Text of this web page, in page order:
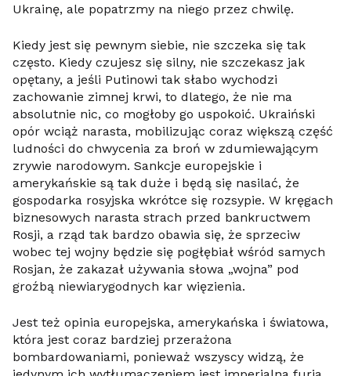
Ukrainę, ale popatrzmy na niego przez chwilę.
Kiedy jest się pewnym siebie, nie szczeka się tak
często. Kiedy czujesz się silny, nie szczekasz jak
opętany, a jeśli Putinowi tak słabo wychodzi
zachowanie zimnej krwi, to dlatego, że nie ma
absolutnie nic, co mogłoby go uspokoić. Ukraiński
opór wciąż narasta, mobilizując coraz większą część
ludności do chwycenia za broń w zdumiewającym
zrywie narodowym. Sankcje europejskie i
amerykańskie są tak duże i będą się nasilać, że
gospodarka rosyjska wkrótce się rozsypie. W kręgach
biznesowych narasta strach przed bankructwem
Rosji, a rząd tak bardzo obawia się, że sprzeciw
wobec tej wojny będzie się pogłębiał wśród samych
Rosjan, że zakazał używania słowa „wojna” pod
groźbą niewiarygodnych kar więzienia.
Jest też opinia europejska, amerykańska i światowa,
która jest coraz bardziej przerażona
bombardowaniami, ponieważ wszyscy widzą, że